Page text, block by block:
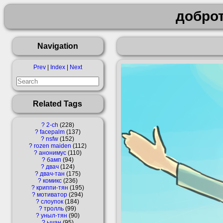
Navigation
Prev Index Next
Related Tags
? 2-ch 228
? facepalm 137
? nsfw 152
? rozen maiden
112
? анонимус 110
? бамп 94
? двач 124
? двач-тан
175
? комикс 236
? криппи-тян
195
? мотиватор 294
? слоупок 184
? тролль 99
? уныл-тян 90